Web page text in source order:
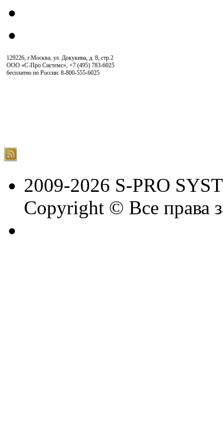
129226, г.Москва, ул. Докукина, д. 8, стр.2
ООО «С-Про Системс», +7 (495) 783-6025
бесплатно по России: 8-800-555-6025
2009-2026 S-PRO
Copyright © Все права